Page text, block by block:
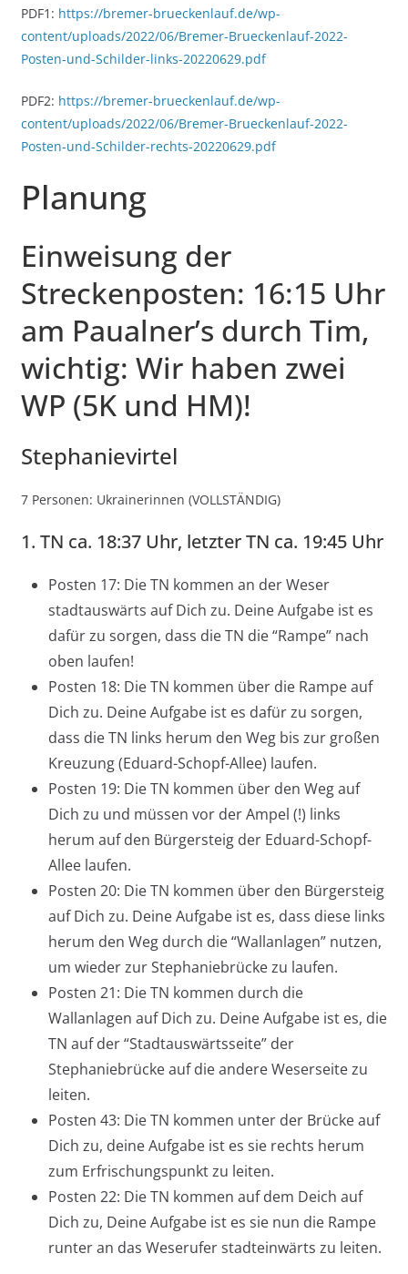
PDF1: https://bremer-brueckenlauf.de/wp-
content/uploads/2022/06/Bremer-Brueckenlauf-2022-
Posten-und-Schilder-links-20220629.pdf
PDF2: https://bremer-brueckenlauf.de/wp-
content/uploads/2022/06/Bremer-Brueckenlauf-2022-
Posten-und-Schilder-rechts-20220629.pdf
Planung
Einweisung der
Streckenposten: 16:15 Uhr
am Paualner’s durch Tim,
wichtig: Wir haben zwei
WP (5K und HM)!
Stephanievirtel
7 Personen: Ukrainerinnen (VOLLSTÄNDIG)
1. TN ca. 18:37 Uhr, letzter TN ca. 19:45 Uhr
Posten 17: Die TN kommen an der Weser
stadtauswärts auf Dich zu. Deine Aufgabe ist es
dafür zu sorgen, dass die TN die “Rampe” nach
oben laufen!
Posten 18: Die TN kommen über die Rampe auf
Dich zu. Deine Aufgabe ist es dafür zu sorgen,
dass die TN links herum den Weg bis zur großen
Kreuzung (Eduard-Schopf-Allee) laufen.
Posten 19: Die TN kommen über den Weg auf
Dich zu und müssen vor der Ampel (!) links
herum auf den Bürgersteig der Eduard-Schopf-
Allee laufen.
Posten 20: Die TN kommen über den Bürgersteig
auf Dich zu. Deine Aufgabe ist es, dass diese links
herum den Weg durch die “Wallanlagen” nutzen,
um wieder zur Stephaniebrücke zu laufen.
Posten 21: Die TN kommen durch die
Wallanlagen auf Dich zu. Deine Aufgabe ist es, die
TN auf der “Stadtauswärtsseite” der
Stephaniebrücke auf die andere Weserseite zu
leiten.
Posten 43: Die TN kommen unter der Brücke auf
Dich zu, deine Aufgabe ist es sie rechts herum
zum Erfrischungspunkt zu leiten.
Posten 22: Die TN kommen auf dem Deich auf
Dich zu, Deine Aufgabe ist es sie nun die Rampe
runter an das Weserufer stadteinwärts zu leiten.